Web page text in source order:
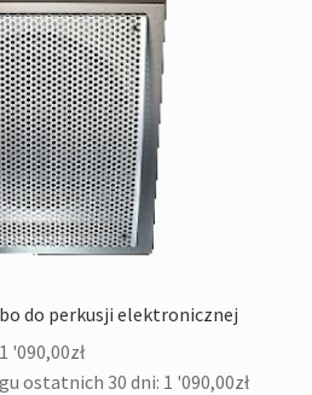
do perkusji elektronicznej
1 '090,00zł
ostatnich 30 dni: 1 '090,00zł